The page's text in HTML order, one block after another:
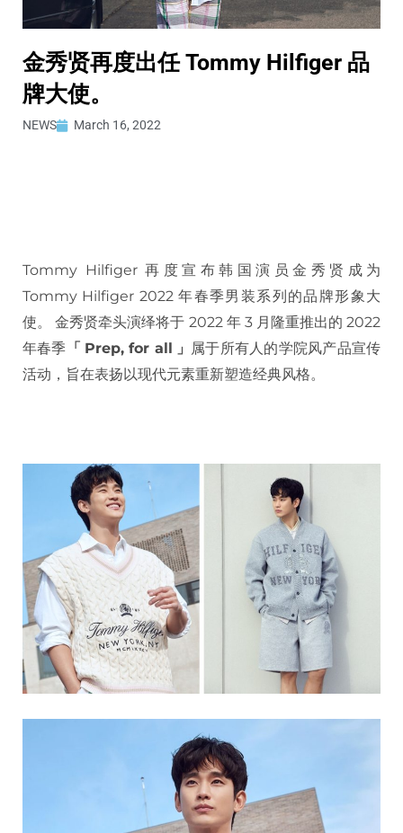
金秀贤再度出任 Tommy Hilfiger 品
牌大使。
NEWS March 16, 2022
Tommy Hilfiger 再度宣布韩国演员金秀贤成为
Tommy Hilfiger 2022 年春季男装系列的品牌形象大
使。 金秀贤牵头演绎将于 2022 年 3 月隆重推出的 2022
年春季 「 Prep, for all 」 属于所有人的学院风产品宣传
活动，旨在表扬以现代元素重新塑造经典风格。